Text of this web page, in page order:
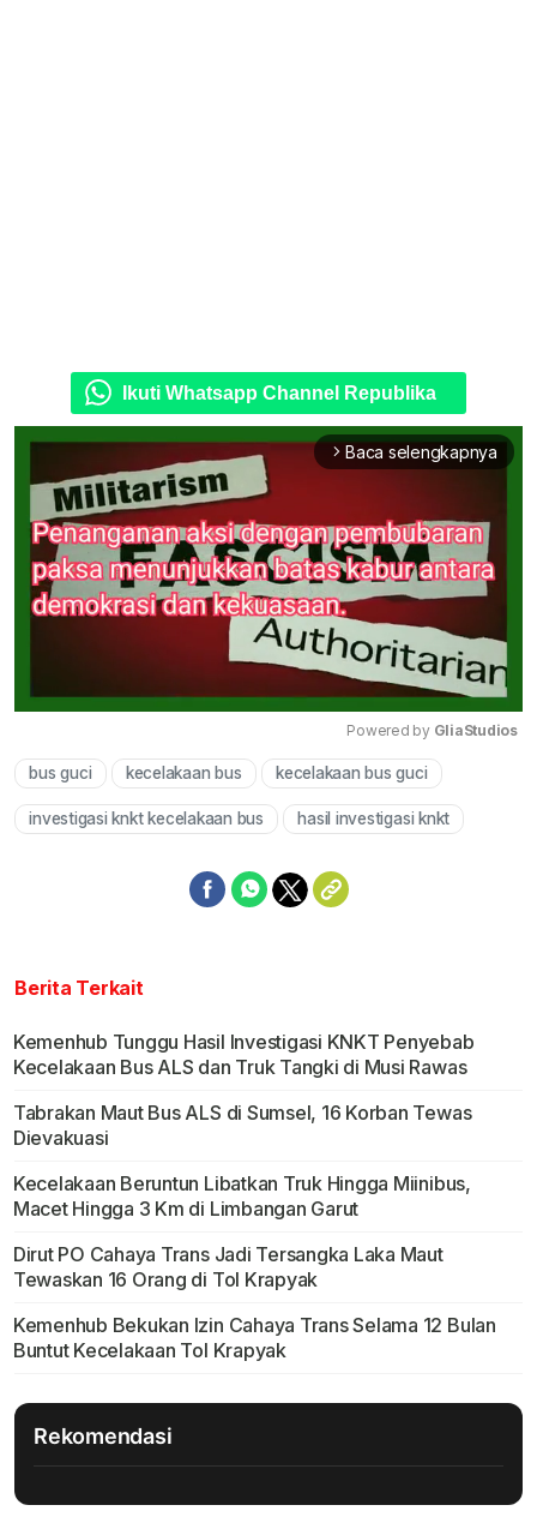
Ikuti Whatsapp Channel Republika
arrow_forward_ios Baca selengkapnya
Mute
Powered by GliaStudios
bus guci kecelakaan bus kecelakaan bus guci
investigasi knkt kecelakaan bus hasil investigasi knkt
Berita Terkait
Kemenhub Tunggu Hasil Investigasi KNKT Penyebab
Kecelakaan Bus ALS dan Truk Tangki di Musi Rawas
Tabrakan Maut Bus ALS di Sumsel, 16 Korban Tewas
Dievakuasi
Kecelakaan Beruntun Libatkan Truk Hingga Miinibus,
Macet Hingga 3 Km di Limbangan Garut
Dirut PO Cahaya Trans Jadi Tersangka Laka Maut
Tewaskan 16 Orang di Tol Krapyak
Kemenhub Bekukan Izin Cahaya Trans Selama 12 Bulan
Buntut Kecelakaan Tol Krapyak
Rekomendasi